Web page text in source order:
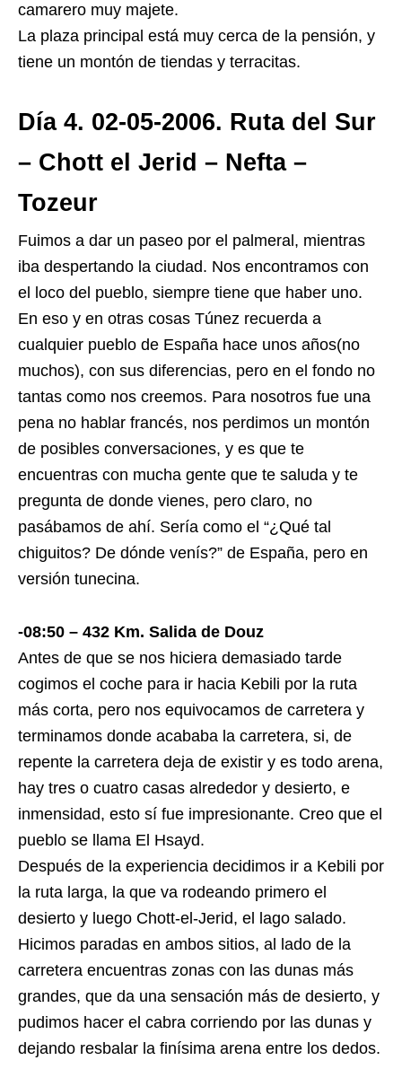
camarero muy majete.
La plaza principal está muy cerca de la pensión, y
tiene un montón de tiendas y terracitas.
Día 4. 02-05-2006. Ruta del Sur
– Chott el Jerid – Nefta –
Tozeur
Fuimos a dar un paseo por el palmeral, mientras
iba despertando la ciudad. Nos encontramos con
el loco del pueblo, siempre tiene que haber uno.
En eso y en otras cosas Túnez recuerda a
cualquier pueblo de España hace unos años(no
muchos), con sus diferencias, pero en el fondo no
tantas como nos creemos. Para nosotros fue una
pena no hablar francés, nos perdimos un montón
de posibles conversaciones, y es que te
encuentras con mucha gente que te saluda y te
pregunta de donde vienes, pero claro, no
pasábamos de ahí. Sería como el “¿Qué tal
chiguitos? De dónde venís?” de España, pero en
versión tunecina.
-08:50 – 432 Km. Salida de Douz
Antes de que se nos hiciera demasiado tarde
cogimos el coche para ir hacia Kebili por la ruta
más corta, pero nos equivocamos de carretera y
terminamos donde acababa la carretera, si, de
repente la carretera deja de existir y es todo arena,
hay tres o cuatro casas alrededor y desierto, e
inmensidad, esto sí fue impresionante. Creo que el
pueblo se llama El Hsayd.
Después de la experiencia decidimos ir a Kebili por
la ruta larga, la que va rodeando primero el
desierto y luego Chott-el-Jerid, el lago salado.
Hicimos paradas en ambos sitios, al lado de la
carretera encuentras zonas con las dunas más
grandes, que da una sensación más de desierto, y
pudimos hacer el cabra corriendo por las dunas y
dejando resbalar la finísima arena entre los dedos.